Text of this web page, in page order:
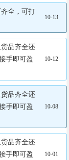
全，可打
10-13
品齐全还
手即可盈
10-12
品齐全还
手即可盈
10-08
品齐全还
手即可盈
10-01